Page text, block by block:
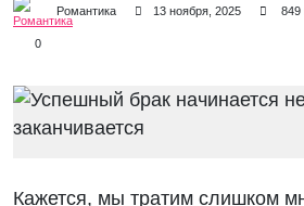
Романтика 13 ноября, 2025 849
0
Кажется, мы тратим слишком